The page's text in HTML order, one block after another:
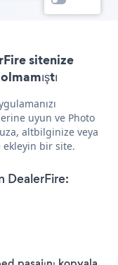
sitenize
uyun ve Photo
altbilginize veya
bir site.
DealerFire: